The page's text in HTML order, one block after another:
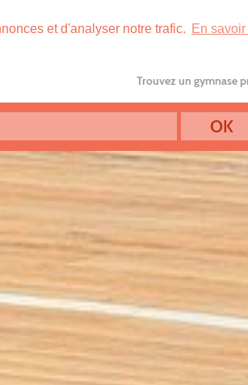
et d'analyser notre trafic. En
Trouvez un gymnase